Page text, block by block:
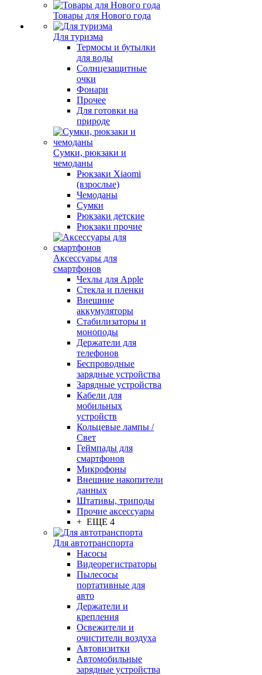
Товары для Нового года
Для туризма
Термосы и бутылки
для воды
Солнцезащитные
очки
Фонари
Прочее
Для готовки на
природе
Сумки, рюкзаки и
чемоданы
Рюкзаки Xiaomi
(взрослые)
Чемоданы
Сумки
Рюкзаки детские
Рюкзаки прочие
Аксессуары для
смартфонов
Чехлы для Apple
Стекла и пленки
Внешние
аккумуляторы
Стабилизаторы и
моноподы
Держатели для
телефонов
Беспроводные
зарядные устройства
Зарядные устройства
Кабели для
мобильных
устройств
Кольцевые лампы /
Свет
Геймпады для
смартфонов
Микрофоны
Внешние накопители
данных
Штативы, триподы
Прочие аксессуары
+ ЕЩЕ 4
Для автотранспорта
Насосы
Видеорегистраторы
Пылесосы
портативные для
авто
Держатели и
крепления
Освежители и
очистители воздуха
Автовизитки
Автомобильные
зарядные устройства